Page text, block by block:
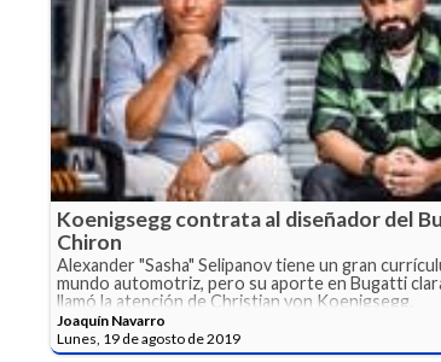
Koenigsegg contrata al diseñador del
Chiron
Alexander "Sasha" Selipanov tiene un gran
mundo automotriz, pero su aporte en Bugatti
llamó la atención de Christian von Koenigsegg.
Joaquín Navarro
Lunes, 19 de agosto de 2019